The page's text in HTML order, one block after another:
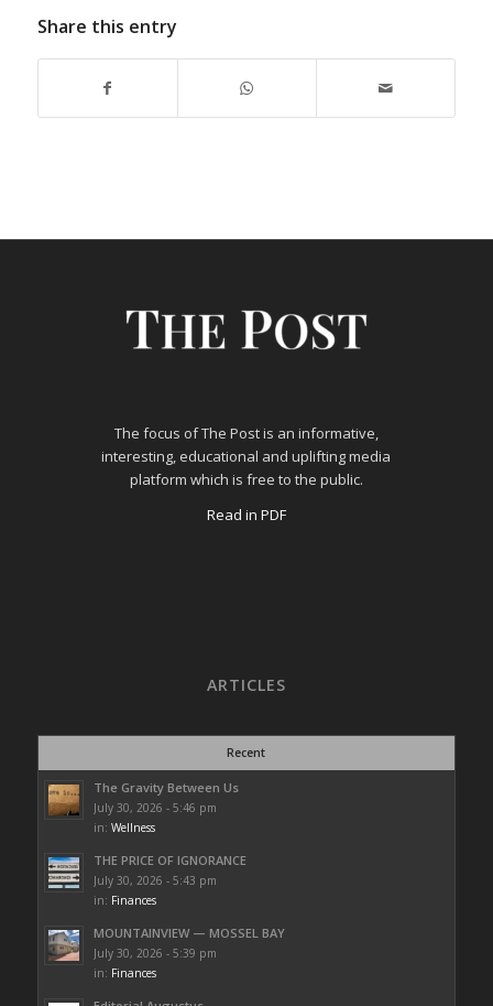
Share this entry
The focus of The Post is an informative,
interesting, educational and uplifting media
platform which is free to the public.
Read in PDF
ARTICLES
Recent
The Gravity Between Us
July 30, 2026 - 5:46 pm
in: Wellness
THE PRICE OF IGNORANCE
July 30, 2026 - 5:43 pm
in: Finances
MOUNTAINVIEW — MOSSEL BAY
July 30, 2026 - 5:39 pm
in: Finances